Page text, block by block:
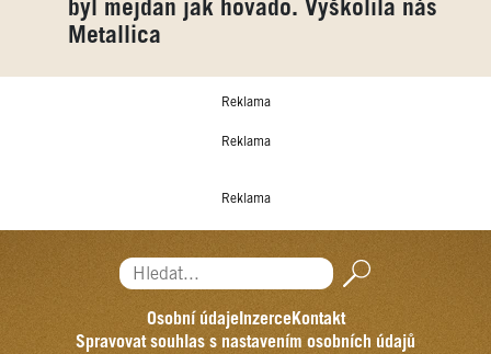
byl mejdan jak hovado. Vyškolila nás
Metallica
Reklama
Reklama
Reklama
Hledat...
Osobní údajeInzerceKontakt
Spravovat souhlas s nastavením osobních údajů